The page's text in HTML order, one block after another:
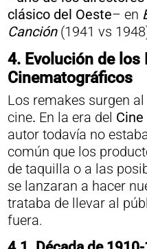
clásico del Oeste– en
Canción (1941 vs
4. Evolución de los
Cinematográficos
Los remakes surgen
cine. En la era del
autor todavía no
común que los
de taquilla o a las
se lanzaran a hacer
trataba de llevar al
fuera.